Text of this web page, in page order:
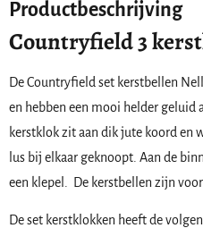
Productbeschrijving
Countryfield 3
De Countryfield set kerstbellen
en hebben een mooi helder geluid
kerstklok zit aan dik jute koord en
lus bij elkaar geknoopt. Aan de
een klepel. De kerstbellen zijn
De set kerstklokken heeft de